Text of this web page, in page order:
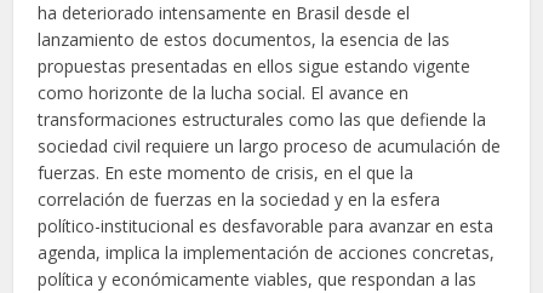
ha deteriorado intensamente en Brasil desde el
lanzamiento de estos documentos, la esencia de las
propuestas presentadas en ellos sigue estando vigente
como horizonte de la lucha social. El avance en
transformaciones estructurales como las que defiende la
sociedad civil requiere un largo proceso de acumulación de
fuerzas. En este momento de crisis, en el que la
correlación de fuerzas en la sociedad y en la esfera
político-institucional es desfavorable para avanzar en esta
agenda, implica la implementación de acciones concretas,
política y económicamente viables, que respondan a las